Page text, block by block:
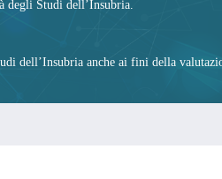
degli Studi dell’Insubria.
dell’Insubria anche ai fini della